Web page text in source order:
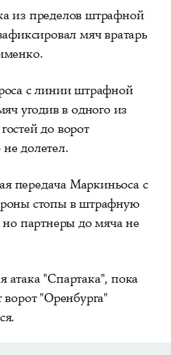
из пределов штрафной
мяч вратарь
с линии штрафной
угодив в одного из
до ворот
долетел.
передача Маркиньоса с
стопы в штрафную
партнеры до мяча не
атака "Спартака", пока
"Оренбурга"